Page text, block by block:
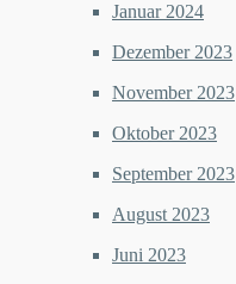
Januar 2024
Dezember 2023
November 2023
Oktober 2023
September 2023
August 2023
Juni 2023